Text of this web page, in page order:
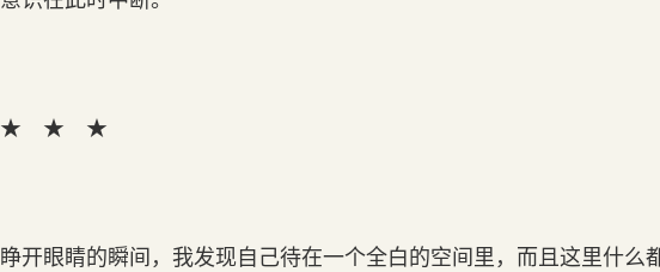
★ ★ ★
睁开眼睛的瞬间，我发现自己待在一个全白的空间里，而且这里什么